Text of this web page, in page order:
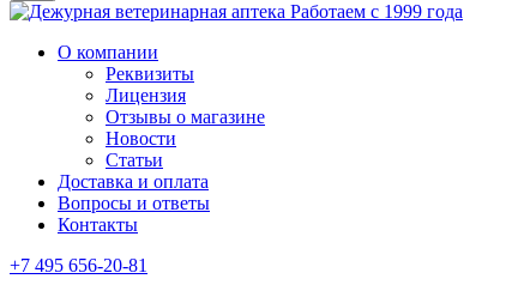
Работаем с 1999 года
О компании
Реквизиты
Лицензия
Отзывы о магазине
Новости
Статьи
Доставка и оплата
Вопросы и ответы
Контакты
+7 495 656-20-81